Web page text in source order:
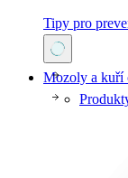
Tipy pro
Mozoly a kuří